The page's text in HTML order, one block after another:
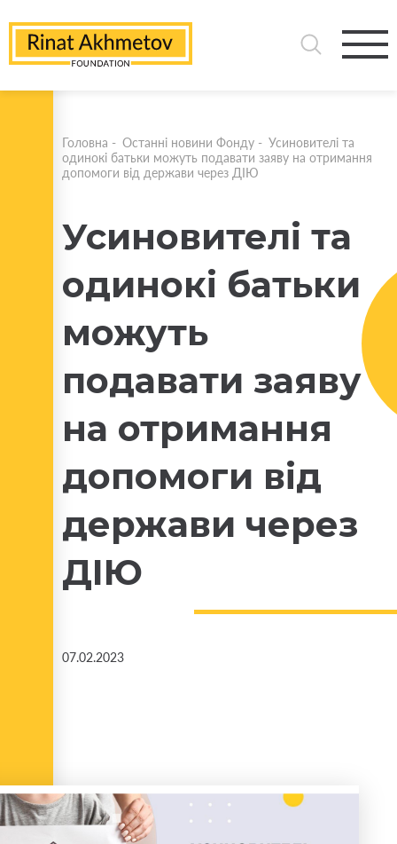
Головна - Останні новини Фонду - Усиновителі та
одинокі батьки можуть подавати заяву на отримання
допомоги від держави через ДІЮ
Усиновителі та
одинокі батьки
можуть
подавати заяву
на отримання
допомоги від
держави через
ДІЮ
07.02.2023